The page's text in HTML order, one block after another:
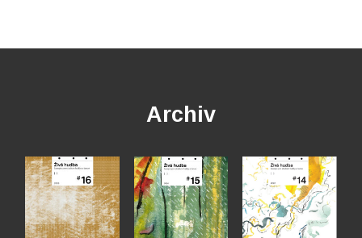
Archiv